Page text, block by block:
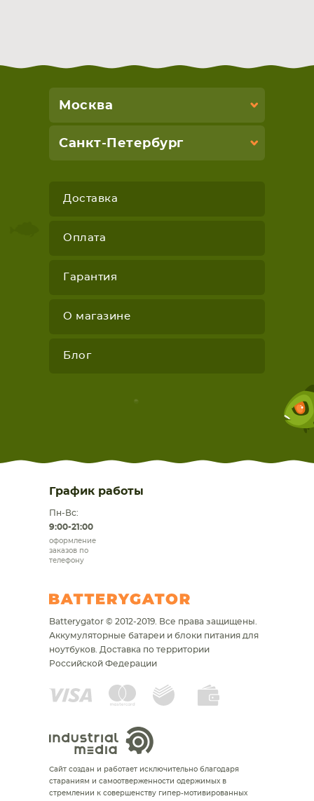
Москва
Санкт-Петербург
Доставка
Оплата
Гарантия
О магазине
Блог
График работы
Пн-Вс:
9:00-21:00
оформление
заказов по
телефону
Batterygator © 2012-2019. Все права защищены.
Аккумуляторные батареи и блоки питания для
ноутбуков. Доставка по территории
Российской Федерации
Сайт создан и работает исключительно благодаря
стараниям и самоотверженности одержимых в
стремлении к совершенству гипер-мотивированных